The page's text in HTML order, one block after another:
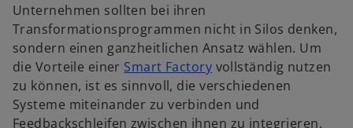
Unternehmen sollten bei ihren
Transformationsprogrammen nicht in Silos denken,
sondern einen ganzheitlichen Ansatz wählen. Um
die Vorteile einer Smart Factoryw
i
r
d
vollständig nutzen
zu können, ist es sinnvoll, die verschiedenen
Systeme miteinander zu verbinden und
Feedbackschleifen zwischen ihnen zu integrieren.